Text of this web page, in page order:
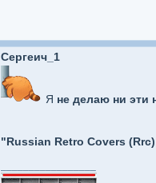
Сергеич_1
Я не делаю ни эти
"Russian Retro Covers